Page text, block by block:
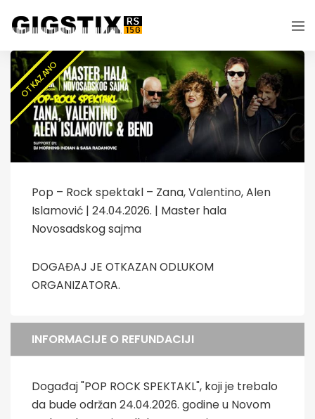
OTKAZANO
Pop – Rock spektakl – Zana, Valentino, Alen
Islamović | 24.04.2026. | Master hala
Novosadskog sajma
DOGAĐAJ JE OTKAZAN ODLUKOM
ORGANIZATORA.
INFORMACIJE O REFUNDACIJI
Događaj "POP ROCK SPEKTAKL", koji je trebalo
da bude održan 24.04.2026. godine u Novom